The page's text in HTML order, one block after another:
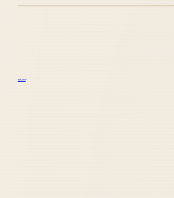
курс excel